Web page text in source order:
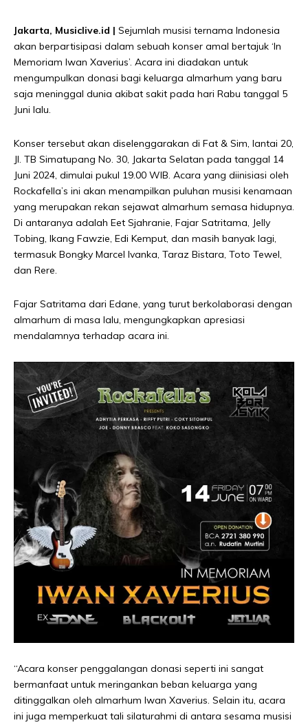
Jakarta, Musiclive.id | Sejumlah musisi ternama Indonesia
akan berpartisipasi dalam sebuah konser amal bertajuk ‘In
Memoriam Iwan Xaverius’. Acara ini diadakan untuk
mengumpulkan donasi bagi keluarga almarhum yang baru
saja meninggal dunia akibat sakit pada hari Rabu tanggal 5
Juni lalu.
Konser tersebut akan diselenggarakan di Fat & Sim, lantai 20,
Jl. TB Simatupang No. 30, Jakarta Selatan pada tanggal 14
Juni 2024, dimulai pukul 19.00 WIB. Acara yang diinisiasi oleh
Rockafella’s ini akan menampilkan puluhan musisi kenamaan
yang merupakan rekan sejawat almarhum semasa hidupnya.
Di antaranya adalah Eet Sjahranie, Fajar Satritama, Jelly
Tobing, Ikang Fawzie, Edi Kemput, dan masih banyak lagi,
termasuk Bongky Marcel Ivanka, Taraz Bistara, Toto Tewel,
dan Rere.
Fajar Satritama dari Edane, yang turut berkolaborasi dengan
almarhum di masa lalu, mengungkapkan apresiasi
mendalamnya terhadap acara ini.
“Acara konser penggalangan donasi seperti ini sangat
bermanfaat untuk meringankan beban keluarga yang
ditinggalkan oleh almarhum Iwan Xaverius. Selain itu, acara
ini juga memperkuat tali silaturahmi di antara sesama musisi